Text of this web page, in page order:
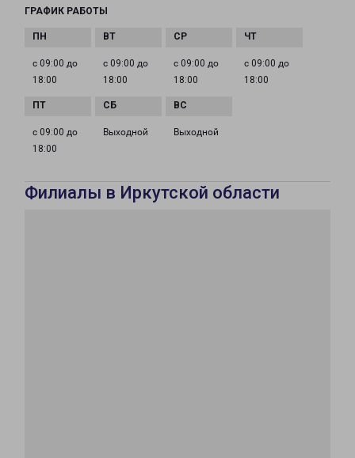
ГРАФИК РАБОТЫ
с 09:00 до
18:00
с 09:00 до
18:00
с 09:00 до
18:00
с 09:00 до
18:00
с 09:00 до
18:00
Выходной Выходной
Филиалы в Иркутской области